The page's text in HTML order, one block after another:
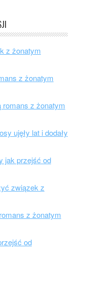
z żonatym
z żonatym
romans z żonatym
ujęły lat i dodały
jak przejść od
związek z
z żonatym
od